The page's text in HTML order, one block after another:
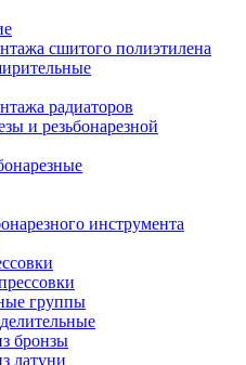
сшитого полиэтилена
радиаторов
и резьбонарезной
инструмента
группы
бронзы
латуни